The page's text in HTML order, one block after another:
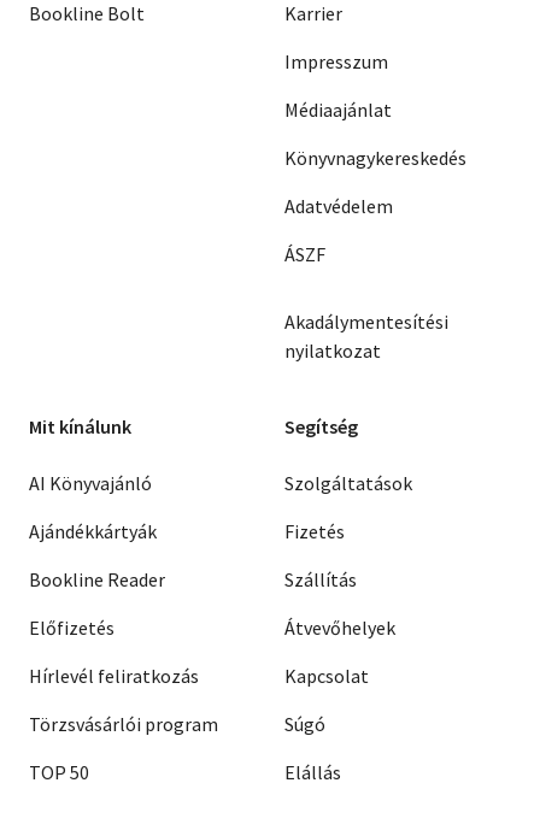
Bookline Bolt
Karrier
Impresszum
Médiaajánlat
Könyvnagykereskedés
Adatvédelem
ÁSZF
Akadálymentesítési
nyilatkozat
Mit kínálunk
AI Könyvajánló
Ajándékkártyák
Bookline Reader
Előfizetés
Hírlevél feliratkozás
Törzsvásárlói program
TOP 50
Segítség
Szolgáltatások
Fizetés
Szállítás
Átvevőhelyek
Kapcsolat
Súgó
Elállás